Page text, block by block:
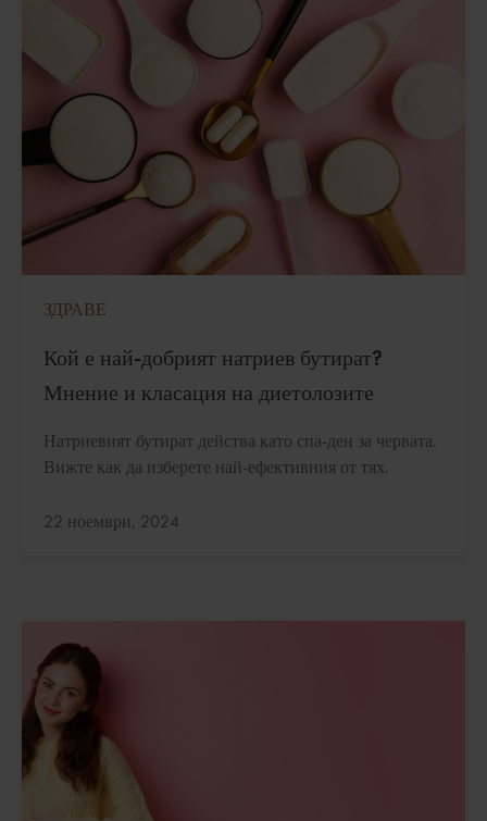
ЗДРАВЕ
Кой е най-добрият натриев бутират?
Мнение и класация на диетолозите
Натриевият бутират действа като спа-ден за червата.
Вижте как да изберете най-ефективния от тях.
Актуализирано:
22 ноември, 2024